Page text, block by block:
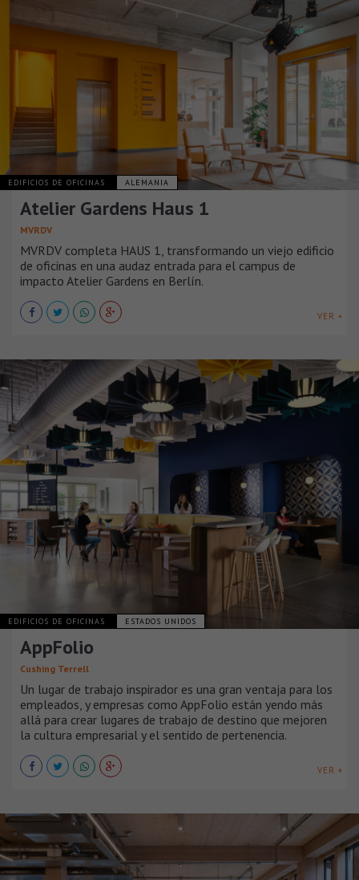
EDIFICIOS DE OFICINAS ALEMANIA
Atelier Gardens Haus 1
MVRDV
MVRDV completa HAUS 1, transformando un viejo edificio
de oficinas en una audaz entrada para el campus de
impacto Atelier Gardens en Berlín.
VER +
EDIFICIOS DE OFICINAS ESTADOS UNIDOS
AppFolio
Cushing Terrell
Un lugar de trabajo inspirador es una gran ventaja para los
empleados, y empresas como AppFolio están yendo más
allá para crear lugares de trabajo de destino que mejoren
la cultura empresarial y el sentido de pertenencia.
VER +